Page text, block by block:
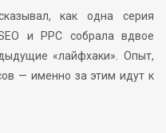
как одна серия
и PPC собрала вдвое
«лайфхаки». Опыт,
— именно за этим идут к